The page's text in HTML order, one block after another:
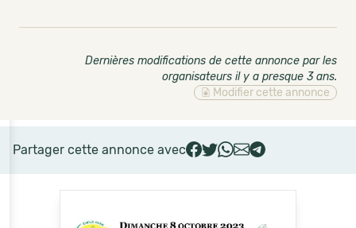
Dernières modifications de cette annonce par les
organisateurs il y a presque 3 ans.
Modifier cette annonce
Partager cette annonce avec